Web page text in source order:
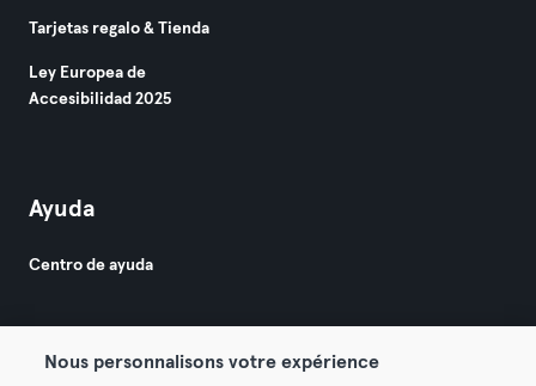
Tarjetas regalo & Tienda
Ley Europea de
Accesibilidad 2025
Ayuda
Centro de ayuda
Nous personnalisons votre expérience